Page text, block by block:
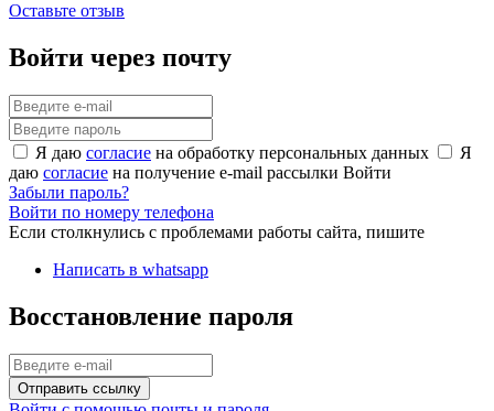
Оставьте отзыв
Войти через почту
Я даю согласие на обработку персональных данных
Я
даю согласие на получение e-mail рассылки Войти
Забыли пароль?
Войти по номеру телефона
Если столкнулись с проблемами работы сайта, пишите
Написать в whatsapp
Восстановление пароля
Отправить ссылку